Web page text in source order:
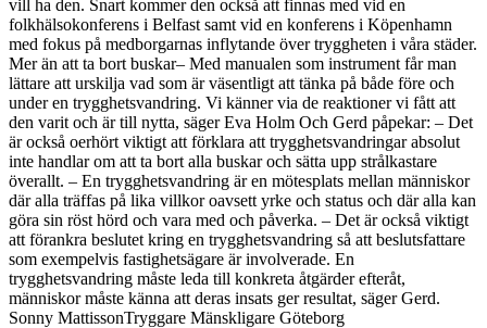
vill ha den. Snart kommer den också att finnas med vid en
folkhälsokonferens i Belfast samt vid en konferens i Köpenhamn
med fokus på medborgarnas inflytande över tryggheten i våra städer.
Mer än att ta bort buskar– Med manualen som instrument får man
lättare att urskilja vad som är väsentligt att tänka på både före och
under en trygghetsvandring. Vi känner via de reaktioner vi fått att
den varit och är till nytta, säger Eva Holm Och Gerd påpekar: – Det
är också oerhört viktigt att förklara att trygghetsvandringar absolut
inte handlar om att ta bort alla buskar och sätta upp strålkastare
överallt. – En trygghetsvandring är en mötesplats mellan människor
där alla träffas på lika villkor oavsett yrke och status och där alla kan
göra sin röst hörd och vara med och påverka. – Det är också viktigt
att förankra beslutet kring en trygghetsvandring så att beslutsfattare
som exempelvis fastighetsägare är involverade. En
trygghetsvandring måste leda till konkreta åtgärder efteråt,
människor måste känna att deras insats ger resultat, säger Gerd.
Sonny MattissonTryggare Mänskligare Göteborg